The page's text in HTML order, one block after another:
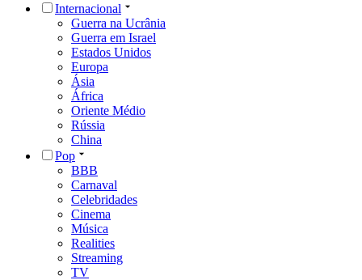
Internacional
Guerra na Ucrânia
Guerra em Israel
Estados Unidos
Europa
Ásia
África
Oriente Médio
Rússia
China
Pop
BBB
Carnaval
Celebridades
Cinema
Música
Realities
Streaming
TV